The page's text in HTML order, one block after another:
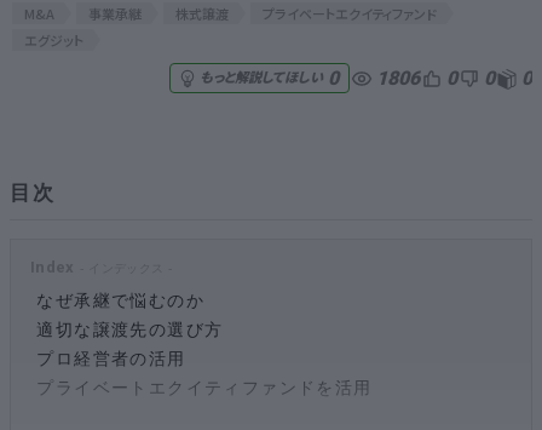
資本政策を無料でお試し
無料でアンケート
M&A 事業承継 株式譲渡
プライベートエクイティファンド
エグジット
もっと解説してほしい 0 1806 0 0 0
目次
なぜ承継で悩むのか
適切な譲渡先の選び方
プロ経営者の活用
プライベートエクイティファンドを活用